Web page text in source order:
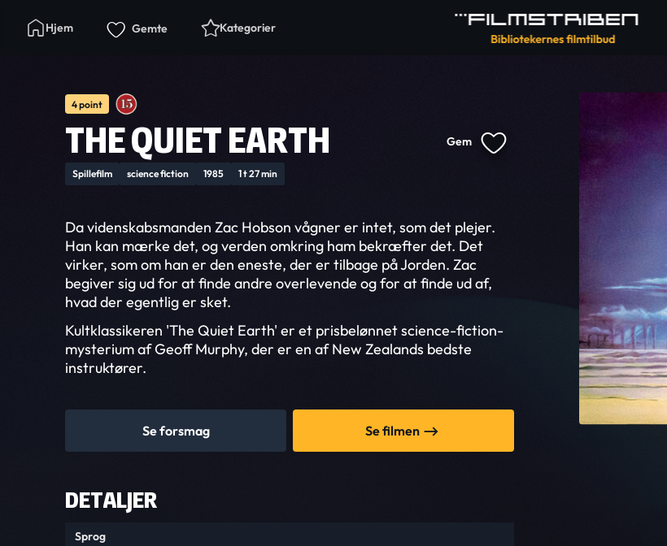
Hjem Gemte Kategorier
4 point
THE QUIET EARTH Gem
Spillefilm science fiction 1985 1 t 27 min
Da videnskabsmanden Zac Hobson vågner er intet, som det plejer.
Han kan mærke det, og verden omkring ham bekræfter det. Det
virker, som om han er den eneste, der er tilbage på Jorden. Zac
begiver sig ud for at finde andre overlevende og for at finde ud af,
hvad der egentlig er sket.
Kultklassikeren 'The Quiet Earth' er et prisbelønnet science-fiction-
mysterium af Geoff Murphy, der er en af New Zealands bedste
instruktører.
Se forsmag Se filmen
DETALJER
Sprog